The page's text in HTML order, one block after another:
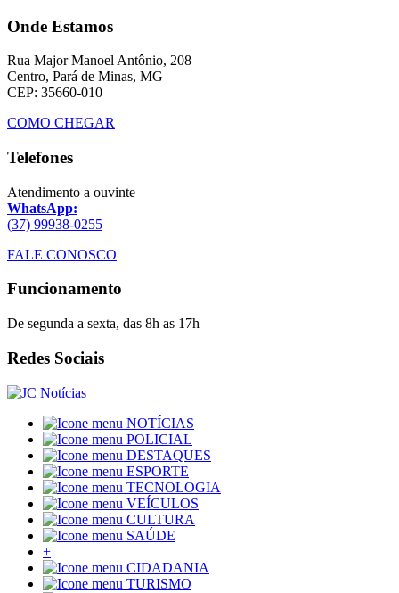
Onde Estamos
Rua Major Manoel Antônio, 208
Centro, Pará de Minas, MG
CEP: 35660-010
COMO CHEGAR
Telefones
Atendimento a ouvinte
WhatsApp:
(37) 99938-0255
FALE CONOSCO
Funcionamento
De segunda a sexta, das 8h as 17h
Redes Sociais
NOTÍCIAS
POLICIAL
DESTAQUES
ESPORTE
TECNOLOGIA
VEÍCULOS
CULTURA
SAÚDE
+
CIDADANIA
TURISMO